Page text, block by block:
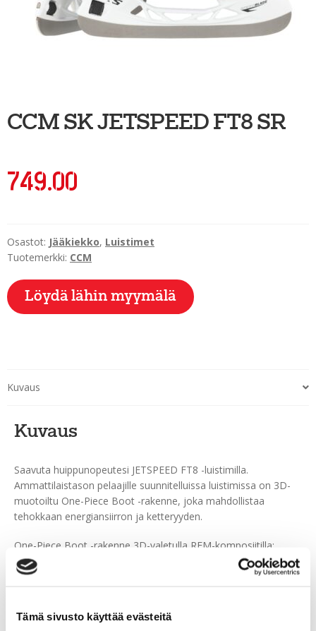
Tämä sivusto käyttää evästeitä
Ulkoilu
CCM SK JETSPEED FT8 SR
749.00
Osastot: Jääkiekko, Luistimet
Tuotemerkki: CCM
Löydä lähin myymälä
Kuvaus
Kuvaus
Saavuta huippunopeutesi JETSPEED FT8 -luistimilla.
Ammattilaistason pelaajille suunnitelluissa luistimissa on 3D-
muotoiltu One-Piece Boot -rakenne, joka mahdollistaa
tehokkaan energiansiirron ja ketteryyden.
One-Piece Boot -rakenne 3D-valetulla RFM-komposiitilla:
Kevyt rakenne mahdollistaa tehokkaan energiansiirron ja
optimaalisen jäykkyyden.
istuvuuden ja pitää kantapään paikoillaan.